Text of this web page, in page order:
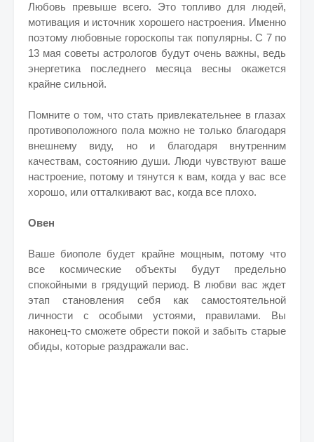
Любовь превыше всего. Это топливо для людей,
мотивация и источник хорошего настроения. Именно
поэтому любовные гороскопы так популярны. С 7 по
13 мая советы астрологов будут очень важны, ведь
энергетика последнего месяца весны окажется
крайне сильной.
Помните о том, что стать привлекательнее в глазах
противоположного пола можно не только благодаря
внешнему виду, но и благодаря внутренним
качествам, состоянию души. Люди чувствуют ваше
настроение, потому и тянутся к вам, когда у вас все
хорошо, или отталкивают вас, когда все плохо.
Овен
Ваше биополе будет крайне мощным, потому что
все космические объекты будут предельно
спокойными в грядущий период. В любви вас ждет
этап становления себя как самостоятельной
личности с особыми устоями, правилами. Вы
наконец-то сможете обрести покой и забыть старые
обиды, которые раздражали вас.